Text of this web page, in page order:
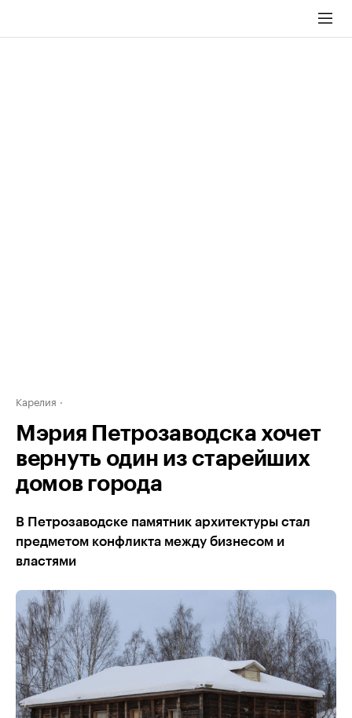
Карелия
Мэрия Петрозаводска хочет
вернуть один из старейших
домов города
В Петрозаводске памятник архитектуры стал
предметом конфликта между бизнесом и
властями